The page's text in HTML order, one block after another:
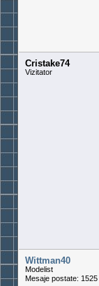
Cristake74
Vizitator
Wittman40
Modelist
Mesaje postate: 1525